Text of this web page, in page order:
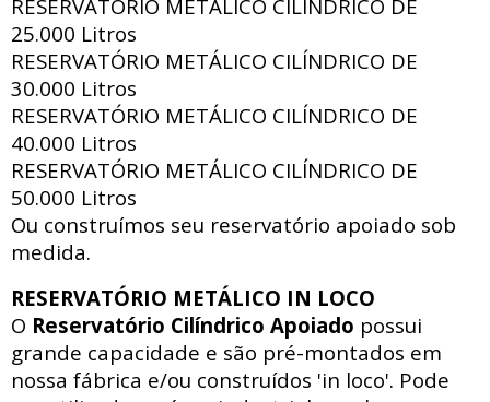
RESERVATÓRIO METÁLICO CILÍNDRICO DE
25.000 Litros
RESERVATÓRIO METÁLICO CILÍNDRICO DE
30.000 Litros
RESERVATÓRIO METÁLICO CILÍNDRICO DE
40.000 Litros
RESERVATÓRIO METÁLICO CILÍNDRICO DE
50.000 Litros
Ou construímos seu reservatório apoiado sob
medida.
RESERVATÓRIO METÁLICO IN LOCO
O Reservatório Cilíndrico Apoiado possui
grande capacidade e são pré-montados em
nossa fábrica e/ou construídos 'in loco'. Pode